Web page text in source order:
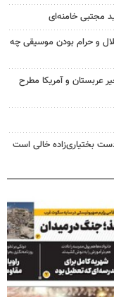
مجتبی خامنه‌ای
و حرام بودن موسیقی چه
عربستان و آمریکا مطرح
بختیاری‌زاده خالی است